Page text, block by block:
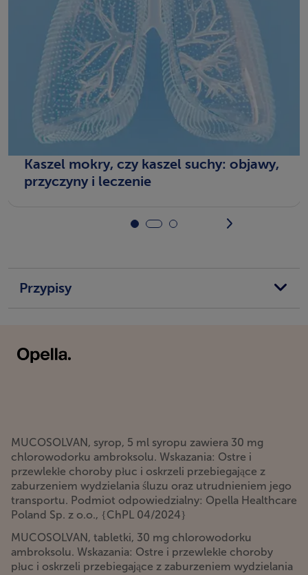
Kaszel mokry, czy kaszel suchy: objawy,
przyczyny i leczenie
Przypisy
MUCOSOLVAN, syrop, 5 ml syropu zawiera 30 mg
chlorowodorku ambroksolu. Wskazania: Ostre i
przewlekłe choroby płuc i oskrzeli przebiegające z
zaburzeniem wydzielania śluzu oraz utrudnieniem jego
transportu. Podmiot odpowiedzialny: Opella Healthcare
Poland Sp. z o.o., {ChPL 04/2024}
MUCOSOLVAN, tabletki, 30 mg chlorowodorku
ambroksolu. Wskazania: Ostre i przewlekłe choroby
płuc i oskrzeli przebiegające z zaburzeniem wydzielania